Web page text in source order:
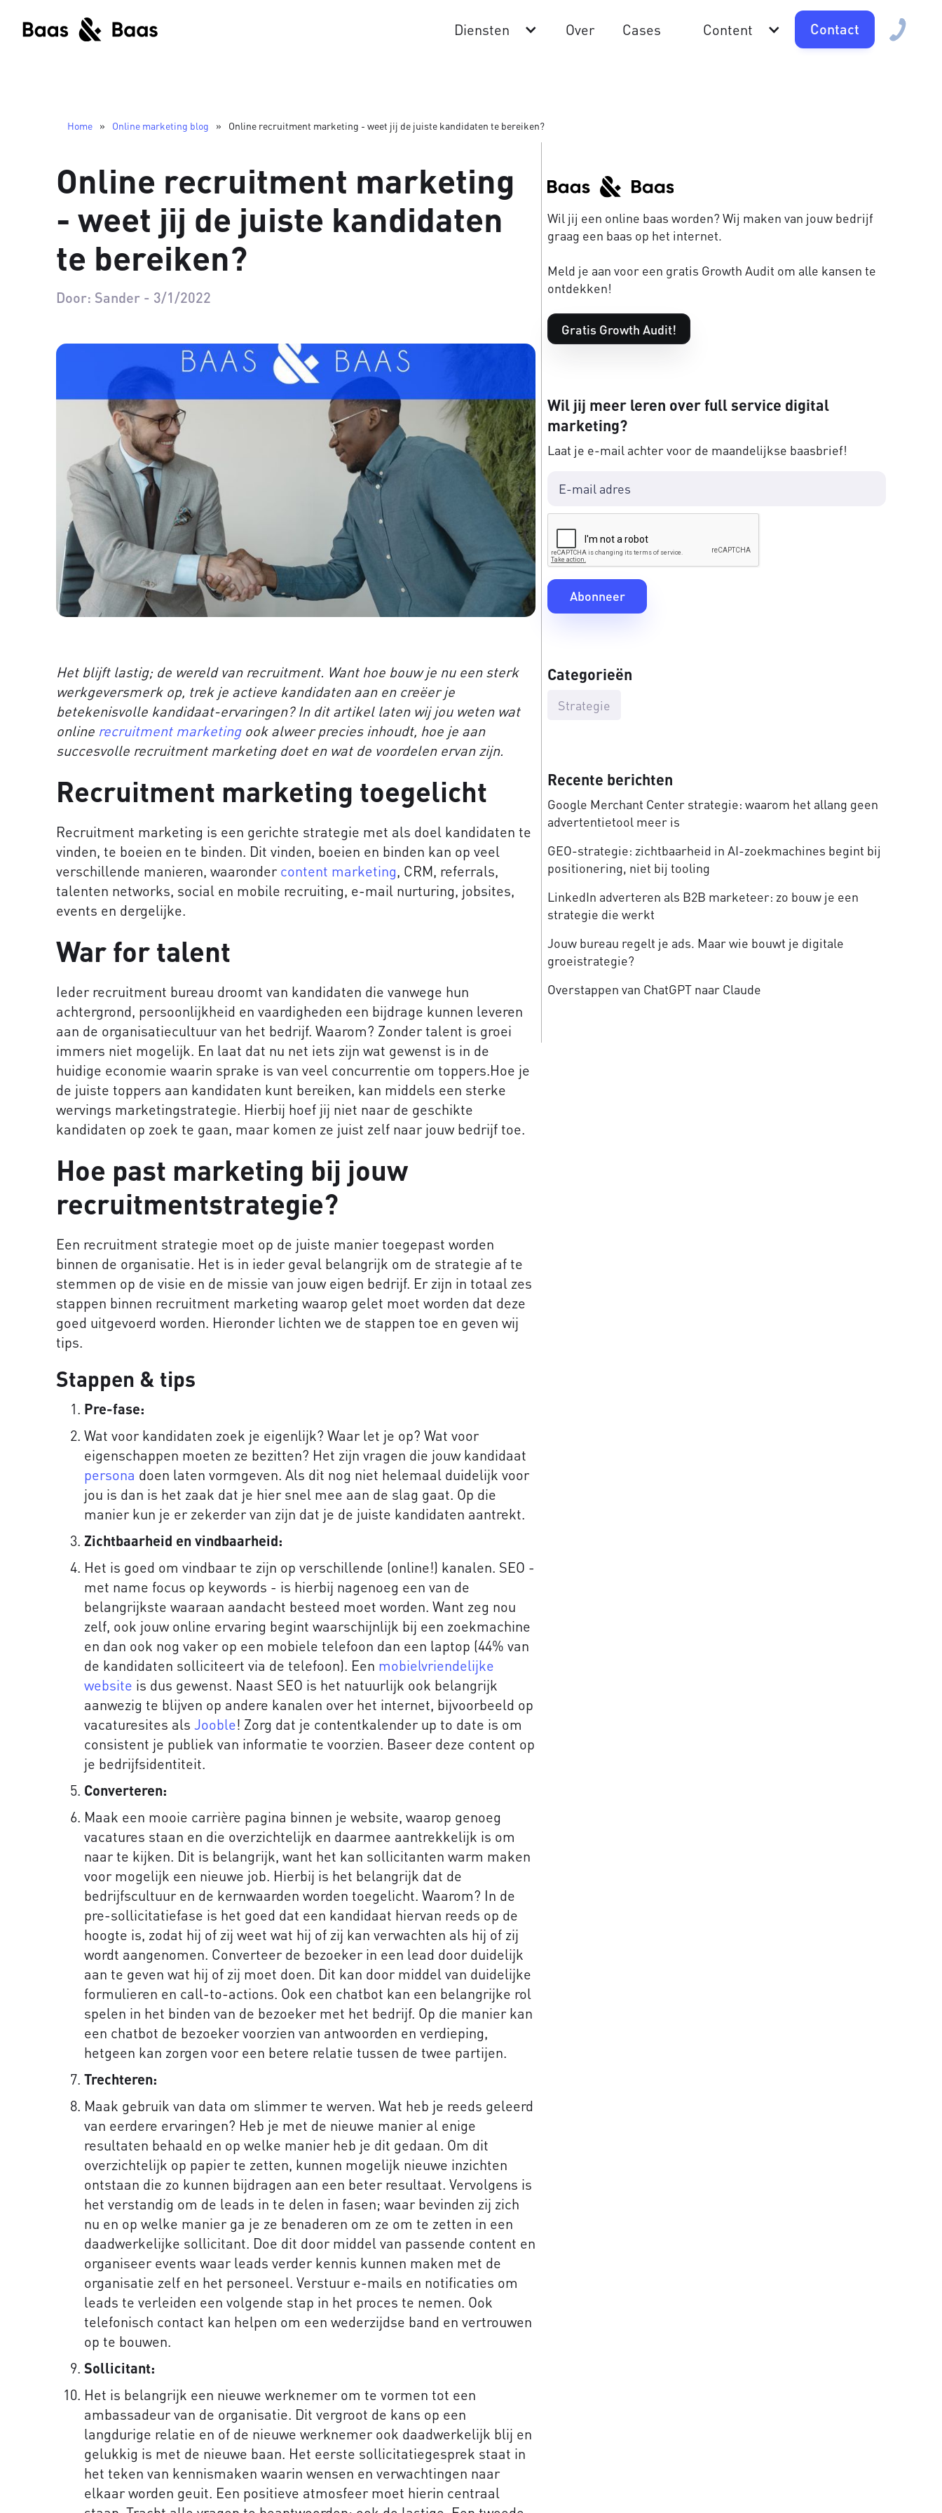
Diensten Over Cases Content Contact
Home » Online marketing blog » Online recruitment marketing - weet jij de juiste kandidaten te bereiken?
Online recruitment marketing
- weet jij de juiste kandidaten
te bereiken?
Door: Sander - 3/1/2022
Het blijft lastig; de wereld van recruitment. Want hoe bouw je nu een sterk
werkgeversmerk op, trek je actieve kandidaten aan en creëer je
betekenisvolle kandidaat-ervaringen? In dit artikel laten wij jou weten wat
online recruitment marketingook alweer precies inhoudt, hoe je aan
succesvolle recruitment marketing doet en wat de voordelen ervan zijn.
Recruitment marketing toegelicht
Recruitment marketing is een gerichte strategie met als doel kandidaten te
vinden, te boeien en te binden. Dit vinden, boeien en binden kan op veel
verschillende manieren, waaronder content marketing, CRM, referrals,
talenten networks, social en mobile recruiting, e-mail nurturing, jobsites,
events en dergelijke.
War for talent
Ieder recruitment bureau droomt van kandidaten die vanwege hun
achtergrond, persoonlijkheid en vaardigheden een bijdrage kunnen leveren
aan de organisatiecultuur van het bedrijf. Waarom? Zonder talent is groei
immers niet mogelijk. En laat dat nu net iets zijn wat gewenst is in de
huidige economie waarin sprake is van veel concurrentie om toppers.Hoe je
de juiste toppers aan kandidaten kunt bereiken, kan middels een sterke
wervings marketingstrategie. Hierbij hoef jij niet naar de geschikte
kandidaten op zoek te gaan, maar komen ze juist zelf naar jouw bedrijf toe.
Hoe past marketing bij jouw
recruitmentstrategie?
Een recruitment strategie moet op de juiste manier toegepast worden
binnen de organisatie. Het is in ieder geval belangrijk om de strategie af te
stemmen op de visie en de missie van jouw eigen bedrijf. Er zijn in totaal zes
stappen binnen recruitment marketing waarop gelet moet worden dat deze
goed uitgevoerd worden. Hieronder lichten we de stappen toe en geven wij
tips.
Stappen & tips
Pre-fase:
Wat voor kandidaten zoek je eigenlijk? Waar let je op? Wat voor
eigenschappen moeten ze bezitten? Het zijn vragen die jouw kandidaat
persona doen laten vormgeven. Als dit nog niet helemaal duidelijk voor
jou is dan is het zaak dat je hier snel mee aan de slag gaat. Op die
manier kun je er zekerder van zijn dat je de juiste kandidaten aantrekt.
Zichtbaarheid en vindbaarheid:
Het is goed om vindbaar te zijn op verschillende (online!) kanalen. SEO -
met name focus op keywords - is hierbij nagenoeg een van de
belangrijkste waaraan aandacht besteed moet worden. Want zeg nou
zelf, ook jouw online ervaring begint waarschijnlijk bij een zoekmachine
en dan ook nog vaker op een mobiele telefoon dan een laptop (44% van
de kandidaten solliciteert via de telefoon). Een mobielvriendelijke
website is dus gewenst. Naast SEO is het natuurlijk ook belangrijk
aanwezig te blijven op andere kanalen over het internet, bijvoorbeeld op
vacaturesites als Jooble! Zorg dat je contentkalender up to date is om
consistent je publiek van informatie te voorzien. Baseer deze content op
je bedrijfsidentiteit.
Converteren:
Maak een mooie carrière pagina binnen je website, waarop genoeg
vacatures staan en die overzichtelijk en daarmee aantrekkelijk is om
naar te kijken. Dit is belangrijk, want het kan sollicitanten warm maken
voor mogelijk een nieuwe job. Hierbij is het belangrijk dat de
bedrijfscultuur en de kernwaarden worden toegelicht. Waarom? In de
pre-sollicitatiefase is het goed dat een kandidaat hiervan reeds op de
hoogte is, zodat hij of zij weet wat hij of zij kan verwachten als hij of zij
wordt aangenomen. Converteer de bezoeker in een lead door duidelijk
aan te geven wat hij of zij moet doen. Dit kan door middel van duidelijke
formulieren en call-to-actions. Ook een chatbot kan een belangrijke rol
spelen in het binden van de bezoeker met het bedrijf. Op die manier kan
een chatbot de bezoeker voorzien van antwoorden en verdieping,
hetgeen kan zorgen voor een betere relatie tussen de twee partijen.
Trechteren:
Maak gebruik van data om slimmer te werven. Wat heb je reeds geleerd
van eerdere ervaringen? Heb je met de nieuwe manier al enige
resultaten behaald en op welke manier heb je dit gedaan. Om dit
overzichtelijk op papier te zetten, kunnen mogelijk nieuwe inzichten
ontstaan die zo kunnen bijdragen aan een beter resultaat. Vervolgens is
het verstandig om de leads in te delen in fasen; waar bevinden zij zich
nu en op welke manier ga je ze benaderen om ze om te zetten in een
daadwerkelijke sollicitant. Doe dit door middel van passende content en
organiseer events waar leads verder kennis kunnen maken met de
organisatie zelf en het personeel. Verstuur e-mails en notificaties om
leads te verleiden een volgende stap in het proces te nemen. Ook
telefonisch contact kan helpen om een wederzijdse band en vertrouwen
op te bouwen.
Sollicitant:
Het is belangrijk een nieuwe werknemer om te vormen tot een
ambassadeur van de organisatie. Dit vergroot de kans op een
langdurige relatie en of de nieuwe werknemer ook daadwerkelijk blij en
gelukkig is met de nieuwe baan. Het eerste sollicitatiegesprek staat in
het teken van kennismaken waarin wensen en verwachtingen naar
elkaar worden geuit. Een positieve atmosfeer moet hierin centraal
Wil jij een online baas worden? Wij maken van jouw bedrijf
graag een baas op het internet.
Meld je aan voor een gratis Growth Audit om alle kansen te
ontdekken!
Gratis Growth Audit!
Wil jij meer leren over full service digital
marketing?
Laat je e-mail achter voor de maandelijkse baasbrief!
Categorieën
Strategie
Recente berichten
Google Merchant Center strategie: waarom het allang geen
advertentietool meer is
GEO-strategie: zichtbaarheid in AI-zoekmachines begint bij
positionering, niet bij tooling
LinkedIn adverteren als B2B marketeer: zo bouw je een
strategie die werkt
Jouw bureau regelt je ads. Maar wie bouwt je digitale
groeistrategie?
Overstappen van ChatGPT naar Claude